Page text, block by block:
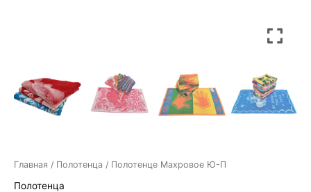
Главная / Полотенца / Полотенце Махровое Ю-П
Полотенца